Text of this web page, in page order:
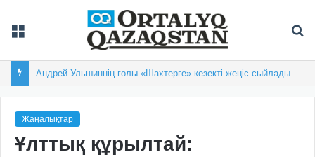
Андрей Ульшиннің голы «Шахтерге» кезекті жеңіс сыйлады
Жаңалықтар
Ұлттық құрылтай: